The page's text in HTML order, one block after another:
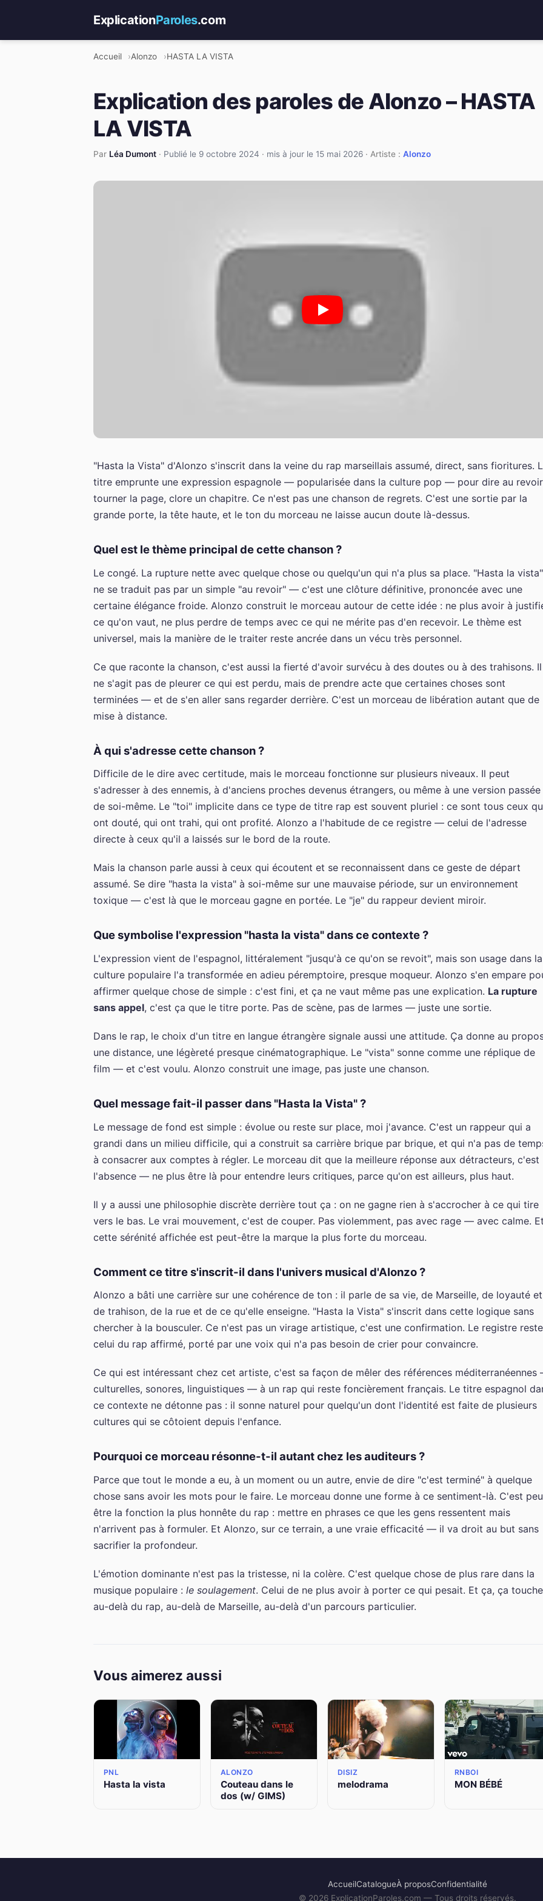
ExplicationParoles.com
Accueil Alonzo HASTA LA VISTA
Explication des paroles de Alonzo – HASTA
LA VISTA
Par Léa Dumont · Publié le 9 octobre 2024 · mis à jour le 15 mai 2026 · Artiste : Alonzo
"Hasta la Vista" d'Alonzo s'inscrit dans la veine du rap marseillais assumé, direct, sans fioritures.
titre emprunte une expression espagnole — popularisée dans la culture pop — pour dire au
tourner la page, clore un chapitre. Ce n'est pas une chanson de regrets. C'est une sortie par la
grande porte, la tête haute, et le ton du morceau ne laisse aucun doute là-dessus.
Quel est le thème principal de cette chanson ?
Le congé. La rupture nette avec quelque chose ou quelqu'un qui n'a plus sa place. "Hasta la vista"
ne se traduit pas par un simple "au revoir" — c'est une clôture définitive, prononcée avec une
certaine élégance froide. Alonzo construit le morceau autour de cette idée : ne plus avoir à
ce qu'on vaut, ne plus perdre de temps avec ce qui ne mérite pas d'en recevoir. Le thème est
universel, mais la manière de le traiter reste ancrée dans un vécu très personnel.
Ce que raconte la chanson, c'est aussi la fierté d'avoir survécu à des doutes ou à des trahisons. Il
ne s'agit pas de pleurer ce qui est perdu, mais de prendre acte que certaines choses sont
terminées — et de s'en aller sans regarder derrière. C'est un morceau de libération autant que de
mise à distance.
À qui s'adresse cette chanson ?
Difficile de le dire avec certitude, mais le morceau fonctionne sur plusieurs niveaux. Il peut
s'adresser à des ennemis, à d'anciens proches devenus étrangers, ou même à une version passée
de soi-même. Le "toi" implicite dans ce type de titre rap est souvent pluriel : ce sont tous ceux
ont douté, qui ont trahi, qui ont profité. Alonzo a l'habitude de ce registre — celui de l'adresse
directe à ceux qu'il a laissés sur le bord de la route.
Mais la chanson parle aussi à ceux qui écoutent et se reconnaissent dans ce geste de départ
assumé. Se dire "hasta la vista" à soi-même sur une mauvaise période, sur un environnement
toxique — c'est là que le morceau gagne en portée. Le "je" du rappeur devient miroir.
Que symbolise l'expression "hasta la vista" dans ce contexte ?
L'expression vient de l'espagnol, littéralement "jusqu'à ce qu'on se revoit", mais son usage dans la
culture populaire l'a transformée en adieu péremptoire, presque moqueur. Alonzo s'en empare
affirmer quelque chose de simple : c'est fini, et ça ne vaut même pas une explication. La rupture
sans appel, c'est ça que le titre porte. Pas de scène, pas de larmes — juste une sortie.
Dans le rap, le choix d'un titre en langue étrangère signale aussi une attitude. Ça donne au
une distance, une légèreté presque cinématographique. Le "vista" sonne comme une réplique de
film — et c'est voulu. Alonzo construit une image, pas juste une chanson.
Quel message fait-il passer dans "Hasta la Vista" ?
Le message de fond est simple : évolue ou reste sur place, moi j'avance. C'est un rappeur qui a
grandi dans un milieu difficile, qui a construit sa carrière brique par brique, et qui n'a pas de
à consacrer aux comptes à régler. Le morceau dit que la meilleure réponse aux détracteurs, c'est
l'absence — ne plus être là pour entendre leurs critiques, parce qu'on est ailleurs, plus haut.
Il y a aussi une philosophie discrète derrière tout ça : on ne gagne rien à s'accrocher à ce qui tire
vers le bas. Le vrai mouvement, c'est de couper. Pas violemment, pas avec rage — avec calme.
cette sérénité affichée est peut-être la marque la plus forte du morceau.
Comment ce titre s'inscrit-il dans l'univers musical d'Alonzo ?
Alonzo a bâti une carrière sur une cohérence de ton : il parle de sa vie, de Marseille, de loyauté et
de trahison, de la rue et de ce qu'elle enseigne. "Hasta la Vista" s'inscrit dans cette logique sans
chercher à la bousculer. Ce n'est pas un virage artistique, c'est une confirmation. Le registre reste
celui du rap affirmé, porté par une voix qui n'a pas besoin de crier pour convaincre.
Ce qui est intéressant chez cet artiste, c'est sa façon de mêler des références méditerranéennes
culturelles, sonores, linguistiques — à un rap qui reste foncièrement français. Le titre espagnol
ce contexte ne détonne pas : il sonne naturel pour quelqu'un dont l'identité est faite de plusieurs
cultures qui se côtoient depuis l'enfance.
Pourquoi ce morceau résonne-t-il autant chez les auditeurs ?
Parce que tout le monde a eu, à un moment ou un autre, envie de dire "c'est terminé" à quelque
chose sans avoir les mots pour le faire. Le morceau donne une forme à ce sentiment-là. C'est
être la fonction la plus honnête du rap : mettre en phrases ce que les gens ressentent mais
n'arrivent pas à formuler. Et Alonzo, sur ce terrain, a une vraie efficacité — il va droit au but sans
sacrifier la profondeur.
L'émotion dominante n'est pas la tristesse, ni la colère. C'est quelque chose de plus rare dans la
musique populaire : le soulagement. Celui de ne plus avoir à porter ce qui pesait. Et ça, ça touche
au-delà du rap, au-delà de Marseille, au-delà d'un parcours particulier.
Vous aimerez aussi
PNL
Hasta la vista
ALONZO
Couteau dans le
dos (w/ GIMS)
DISIZ
melodrama
RNBOI
MON BÉBÉ
AccueilCatalogueÀ proposConfidentialité
© 2026ExplicationParoles.com — Tous droits réservés.